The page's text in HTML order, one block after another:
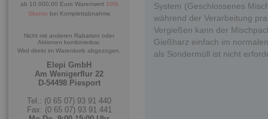
ab 10.000,00 Euro Warenwert 10%
Skonto bei Komplettabnahme
Nicht mit anderen Rabatten oder
Aktionen kombinierbar.
Wird direkt im Warenkorb abgezogen.
Elepi GmbH
Am Wenigerflur 22
D-54498 Piesport
Tel.: (0 65 07) 93 91 440
Fax: (0 65 07) 93 91 441
System (Geschlossenes
während der Verarbeitung
Vergießen kann der
Gießharz einfach im
als Sondermüll ist nicht